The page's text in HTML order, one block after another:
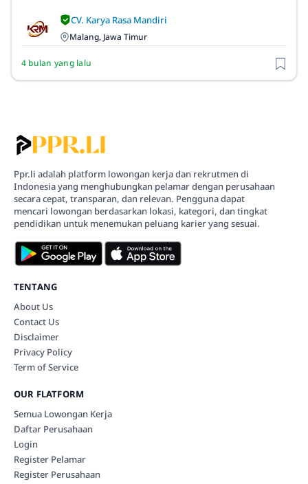
CV. Karya Rasa Mandiri
Malang, Jawa Timur
4 bulan yang lalu
Ppr.li adalah platform lowongan kerja dan rekrutmen di
Indonesia yang menghubungkan pelamar dengan perusahaan
secara cepat, transparan, dan relevan. Pengguna dapat
mencari lowongan berdasarkan lokasi, kategori, dan tingkat
pendidikan untuk menemukan peluang karier yang sesuai.
TENTANG
About Us
Contact Us
Disclaimer
Privacy Policy
Term of Service
OUR FLATFORM
Semua Lowongan Kerja
Daftar Perusahaan
Login
Register Pelamar
Register Perusahaan